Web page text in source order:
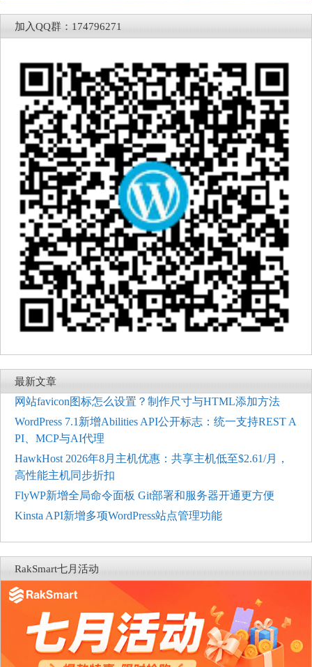
加入QQ群：174796271
最新文章
网站favicon图标怎么设置？制作尺寸与HTML添加方法
WordPress 7.1新增Abilities API公开标志：统一支持REST A
PI、MCP与AI代理
HawkHost 2026年8月主机优惠：共享主机低至$2.61/月，
高性能主机同步折扣
FlyWP新增全局命令面板 Git部署和服务器开通更方便
Kinsta API新增多项WordPress站点管理功能
RakSmart七月活动